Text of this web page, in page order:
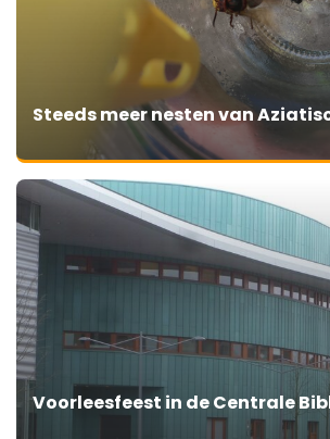
Steeds meer nesten van
Voorleesfeest in de Centrale